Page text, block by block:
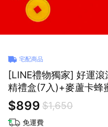
宅配商品
[LINE禮物獨家] 好運
精禮盒(7入)+麥蘆卡蜂
$899 $1,650
免運費